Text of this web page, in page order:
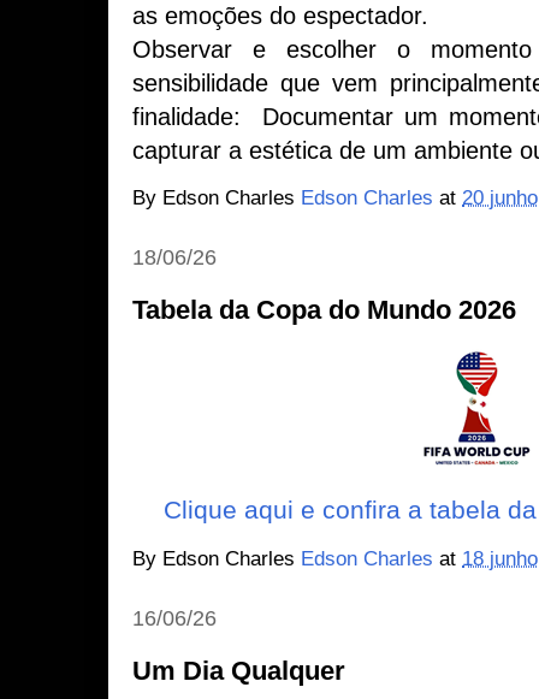
as emoções do espectador.
Observar e escolher o
sensibilidade que vem
finalidade: Documentar um
capturar a estética de um ambiente
By Edson Charles Edson Charles at 20 junho
18/06/26
Tabela da Copa do Mundo 2026
Clique aqui e confira a tabela
By Edson Charles Edson Charles at 18 junho
16/06/26
Um Dia Qualquer